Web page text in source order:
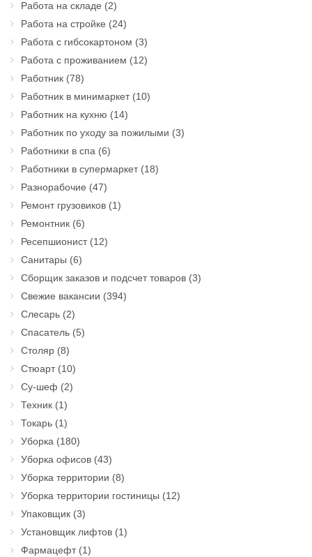
Работа на складе (2)
Работа на стройке (24)
Работа с гибсокартоном (3)
Работа с проживанием (12)
Работник (78)
Работник в минимаркет(10)
Работник на кухню (14)
Работник по уходу за пожилыми (3)
Работники в спа (6)
Работники в супермаркет(18)
Разнорабочие (47)
Ремонт грузовиков (1)
Ремонтник (6)
Ресепшионист(12)
Санитары (6)
Сборщик заказов и подсчет товаров (3)
Свежие вакансии (394)
Слесарь (2)
Спасатель (5)
Столяр (8)
Стюарт(10)
Су-шеф (2)
Техник (1)
Токарь (1)
Уборка (180)
Уборка офисов (43)
Уборка территории (8)
Уборка территории гостиницы (12)
Упаковщик (3)
Установщик лифтов (1)
Фармацефт(1)